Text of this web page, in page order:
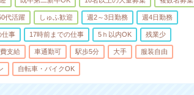
代活躍 しゅふ歓迎 週2～3日勤務 週4日勤務
仕事 17時前までの仕事 5ｈ以内OK 残業少
支給 車通勤可 駅歩5分 大手 服装自由
自転車・バイクOK